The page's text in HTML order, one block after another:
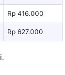
Rp 416.000
Rp 627.000